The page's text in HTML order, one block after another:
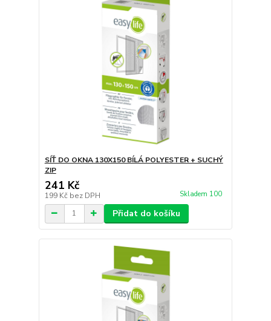
SÍŤ DO OKNA 130X150 BÍLÁ POLYESTER + SUCHÝ
ZIP
241 Kč
199 Kč bez DPH Skladem 100
Přidat do košíku